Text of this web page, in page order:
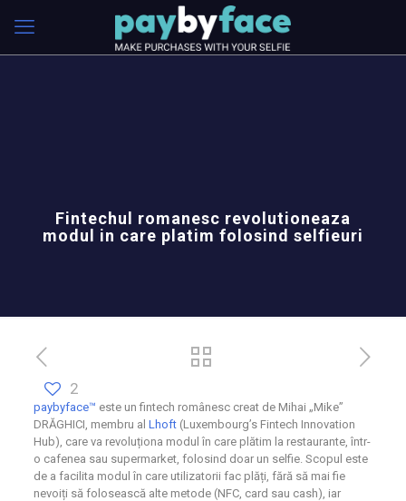
Fintechul romanesc revolutioneaza
modul in care platim folosind selfieuri
2
paybyface™ este un fintech românesc creat de Mihai „Mike”
DRĂGHICI, membru al Lhoft(Luxembourg’s Fintech Innovation
Hub), care va revoluționa modul în care plătim la restaurante, într-
o cafenea sau supermarket, folosind doar un selfie. Scopul este
de a facilita modul în care utilizatorii fac plăți, fără să mai fie
nevoiți să folosească alte metode (NFC, card sau cash), iar